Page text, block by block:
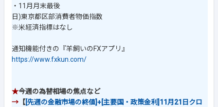
・11月月末最後
日)東京都区部消費者物価指数
※米経済指標はなし
通知機能付きの『羊飼いのFXアプリ』
https://www.fxkun.com/
★今週の為替相場の焦点など
→ 【[先週の金融市場の終値]+[主要国・政策金利]11月21日クロ